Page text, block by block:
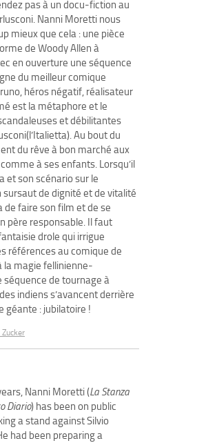
pas à un docu-fiction au
Nanni Moretti nous
mieux que cela : une pièce
de Woody Allen à
en ouverture une séquence
du meilleur comique
héros négatif, réalisateur
est la métaphore et le
et débilitantes
Au bout du
du rêve à bon marché aux
à ses enfants. Lorsqu’il
et son scénario sur le
sursaut de dignité et de vitalité
de faire son film et de se
père responsable. Il faut
drole qui irrigue
références au comique de
la magie fellinienne-
séquence de tournage à
indiens s’avancent derrière
géante : jubilatoire !
Zucker
Nanni Moretti (La Stanza
Diario) has been on public
a stand against Silvio
had been preparing a